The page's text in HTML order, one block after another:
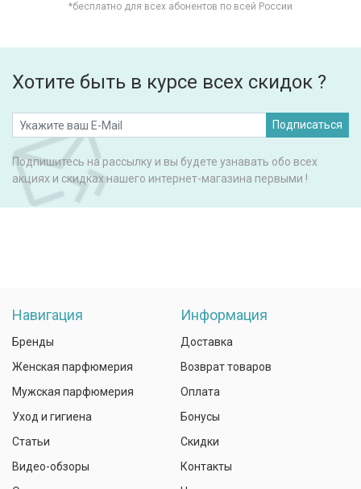
*бесплатно для всех абонентов по всей России
Хотите быть в курсе всех скидок ?
Подписаться
Подпишитесь на рассылку и вы будете узнавать обо всех
акциях и скидках нашего интернет-магазина первыми !
Навигация
Бренды
Женская парфюмерия
Мужская парфюмерия
Уход и гигиена
Статьи
Видео-обзоры
Информация
Доставка
Возврат товаров
Оплата
Бонусы
Скидки
Контакты